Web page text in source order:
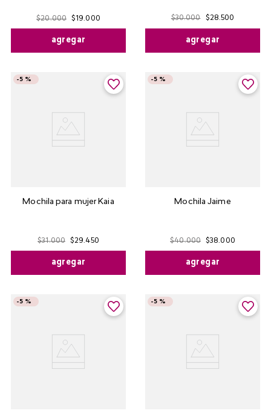
$20.000 $ 19.000
agregar
$30.000 $28.500
agregar
Mochila para mujer Kaia
-5 %
$31.000 $29.450
agregar
Mochila Jaime
-5 %
$40.000 $38.000
agregar
-5 % -5 %